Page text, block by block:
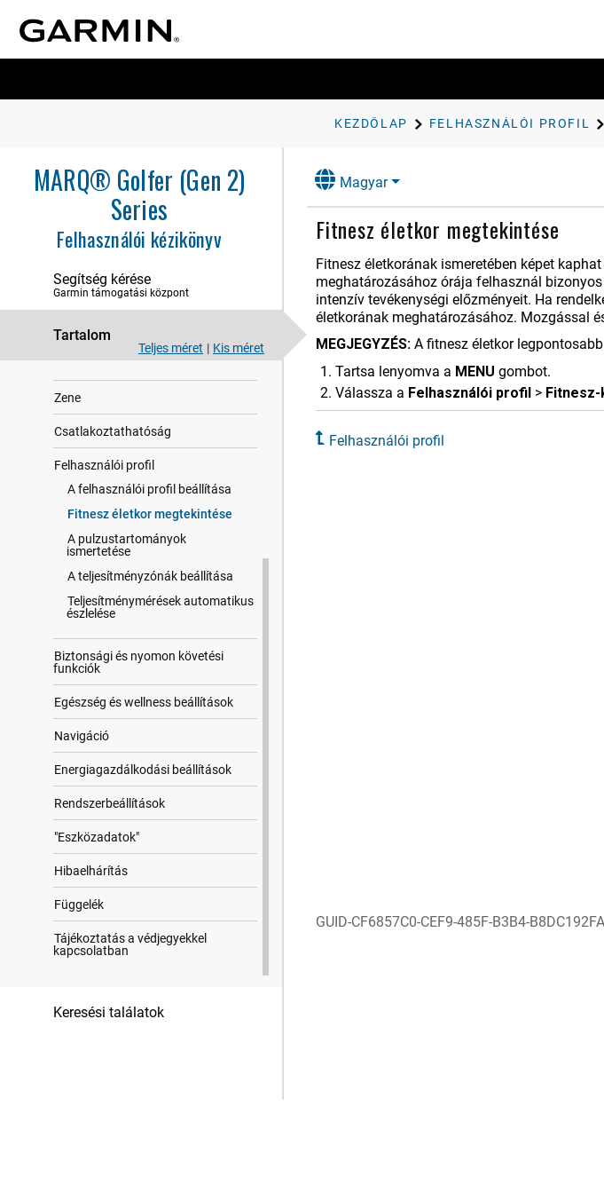
KEZDŐLAP FELHASZ​NÁLÓI PROFIL
MARQ® Golfer (Gen 2)
Series
Felhasználói kézikönyv
Segítség kérése
Garmin támogatási központ
Tartalom
Teljes méret | Kis méret
Tevékenységek és alkalmazások
Edzés
Megjelenés
Érzékelők és tartozékok
Térkép
Zene
Csatla​koztat​hatóság
Felhasz​nálói profil
A felhasználói profil beállítása
Fitnesz életkor megtekintése
A pulzustartományok
ismertetése
A teljesítményzónák beállítása
Teljesítménymérések automatikus
észlelése
Biztonsági és nyomon követési
funkciók
Egészség és wellness beállítások
Navigáció
Energiagazdálkodási beállítások
Rendszerbeállítások
"Eszközadatok"
Hibaelhárítás
Függelék
Tájékoztatás a védjegyekkel
kapcsolatban
Keresési találatok
Magyar
Fitnesz életkor megtekintése
Fitnesz életkorának ismeretében képet
meghatározásához órája felhasznál
intenzív tevékenységi előzményeit. Ha
életkorának meghatározásához. Mozgással
MEGJEGYZÉS: A fitnesz életkor
Tartsa lenyomva a MENU gombot.
Válassza a Felhasz​nálói profil >
Felhasz​nálói profil
GUID-CF6857C0-CEF9-485F-B3B4-